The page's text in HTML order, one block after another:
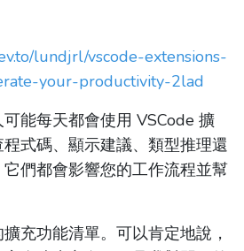
lundjrl/vscode-extensions-
your-productivity-2lad
能每天都會使用 VSCode 擴
式碼、顯示建議、類型推理還
們都會影響您的工作流程並幫
充功能清單。可以肯定地說，